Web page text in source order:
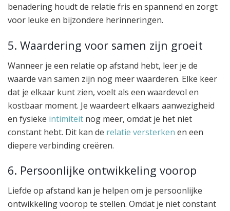
benadering houdt de relatie fris en spannend en zorgt
voor leuke en bijzondere herinneringen.
5. Waardering voor samen zijn groeit
Wanneer je een relatie op afstand hebt, leer je de
waarde van samen zijn nog meer waarderen. Elke keer
dat je elkaar kunt zien, voelt als een waardevol en
kostbaar moment. Je waardeert elkaars aanwezigheid
en fysieke intimiteit nog meer, omdat je het niet
constant hebt. Dit kan de relatie versterken en een
diepere verbinding creëren.
6. Persoonlijke ontwikkeling voorop
Liefde op afstand kan je helpen om je persoonlijke
ontwikkeling voorop te stellen. Omdat je niet constant